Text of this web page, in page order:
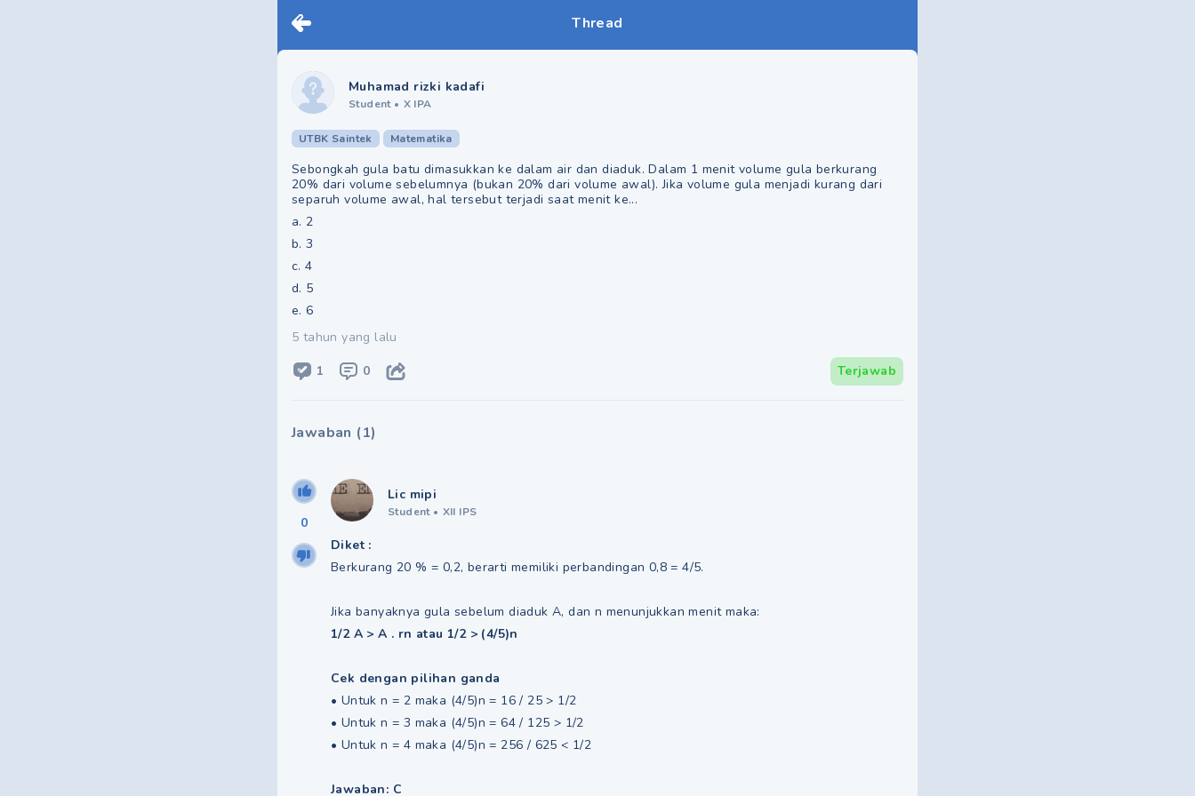
Thread
Muhamad rizki kadafi
Student • X IPA
UTBK Saintek Matematika
Sebongkah gula batu dimasukkan ke dalam air dan diaduk. Dalam 1 menit volume gula berkurang
20% dari volume sebelumnya (bukan 20% dari volume awal). Jika volume gula menjadi kurang dari
separuh volume awal, hal tersebut terjadi saat menit ke...
a. 2
b. 3
c. 4
d. 5
e. 6
5 tahun yang lalu
1
0 Terjawab
Jawaban (1)
0
Lic mipi
Student • XII IPS
Diket :
Berkurang 20 % = 0,2, berarti memiliki perbandingan 0,8 = 4/5.
Jika banyaknya gula sebelum diaduk A, dan n menunjukkan menit maka:
1/2 A > A . rn atau 1/2 > (4/5)n
Cek dengan pilihan ganda
• Untuk n = 2 maka (4/5)n = 16 / 25 > 1/2
• Untuk n = 3 maka (4/5)n = 64 / 125 > 1/2
• Untuk n = 4 maka (4/5)n = 256 / 625 < 1/2
Jawaban: C